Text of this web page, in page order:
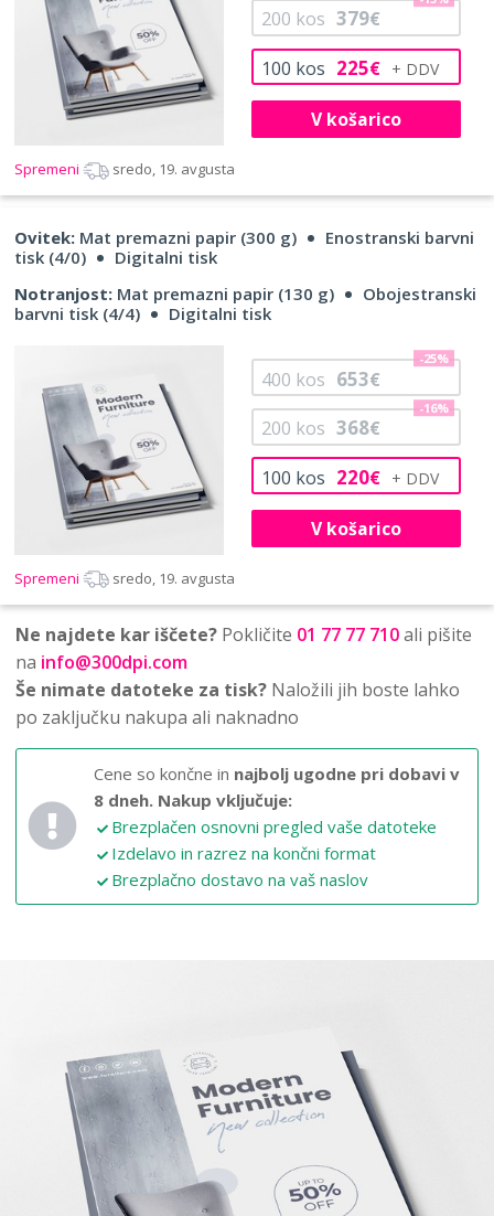
100 kos 225€
200 kos 379€
V košarico
Spremeni sredo, 19. avgusta
Ovitek: Mat premazni papir (300 g)
Enostranski barvni
tisk (4/0)
Digitalni tisk
Notranjost: Mat premazni papir (130 g)
Obojestranski
barvni tisk (4/4)
Digitalni tisk
100 kos 220€
200 kos 368€
-16%
400 kos 653€
-25%
V košarico
Spremeni sredo, 19. avgusta
Ne najdete kar iščete? Pokličite 01 77 77 710ali pišite
na info@300dpi.com
Še nimate datoteke za tisk? Naložili jih boste lahko
po zaključku nakupa ali naknadno
Cene so končne in najbolj ugodne pri dobavi v
8 dneh. Nakup vključuje:
Brezplačen osnovni pregled vaše datoteke
Izdelavo in razrez na končni format
Brezplačno dostavo na vaš naslov